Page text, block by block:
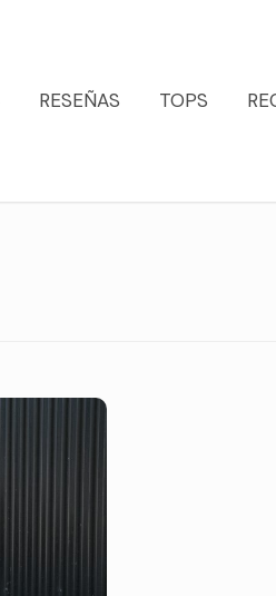
RESEÑAS TOPS